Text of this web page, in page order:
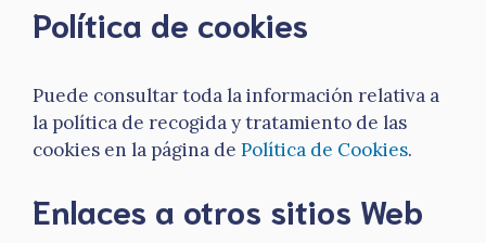
Política de cookies
Puede consultar toda la información relativa a
la política de recogida y tratamiento de las
cookies en la página de Política de Cookies.
Enlaces a otros sitios Web